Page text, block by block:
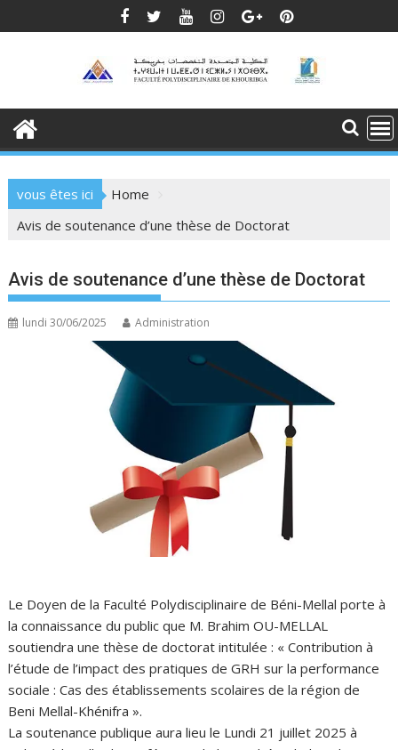
to
vous êtes ici
Home
Avis de soutenance d’une thèse de Doctorat
Avis de soutenance d’une thèse de Doctorat
lundi 30/06/2025 Administration
Le Doyen de la Faculté Polydisciplinaire de Béni-Mellal porte à
la connaissance du public que M. Brahim OU-MELLAL
soutiendra une thèse de doctorat intitulée : « Contribution à
l’étude de l’impact des pratiques de GRH sur la performance
sociale : Cas des établissements scolaires de la région de
Beni Mellal-Khénifra ».
La soutenance publique aura lieu le Lundi 21 juillet 2025 à